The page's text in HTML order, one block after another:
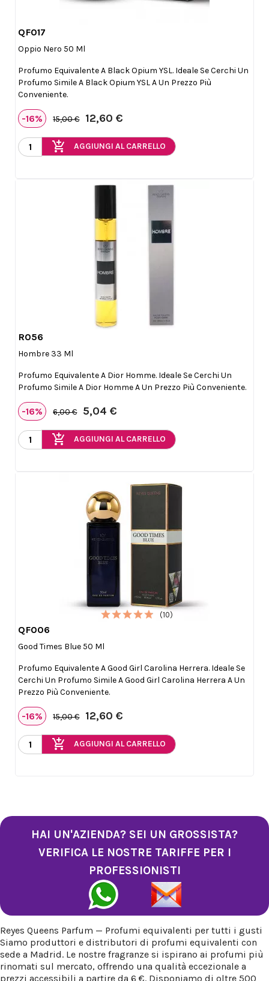
QF017
Oppio Nero 50 Ml
Profumo Equivalente A Black Opium YSL. Ideale Se Cerchi Un
Profumo Simile A Black Opium YSL A Un Prezzo Più
Conveniente.
-16% 15,00 € 12,60 €
add_shopping_cart AGGIUNGI AL CARRELLO
R056
Hombre 33 Ml
Profumo Equivalente A Dior Homme. Ideale Se Cerchi Un
Profumo Simile A Dior Homme A Un Prezzo Più Conveniente.
-16% 6,00 € 5,04 €
add_shopping_cart AGGIUNGI AL CARRELLO
QF006
Good Times Blue 50 Ml
Profumo Equivalente A Good Girl Carolina Herrera. Ideale Se
Cerchi Un Profumo Simile A Good Girl Carolina Herrera A Un
Prezzo Più Conveniente.
-16% 15,00 € 12,60 €
add_shopping_cart AGGIUNGI AL CARRELLO
(10)
HAI UN'AZIENDA? SEI UN GROSSISTA?
VERIFICA LE NOSTRE TARIFFE PER I
PROFESSIONISTI
Reyes Queens Parfum — Profumi equivalenti per tutti i gusti
Siamo produttori e distributori di profumi equivalenti con
sede a Madrid. Le nostre fragranze si ispirano ai profumi più
rinomati sul mercato, offrendo una qualità eccezionale a
prezzi accessibili a partire da 6 €. Disponiamo di oltre 500